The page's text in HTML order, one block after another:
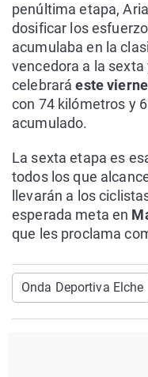
penúltima etapa,
dosificar los
acumulaba en la
vencedora a la
celebraráeste
con 74 kilómetros y
acumulado.
La sexta etapa es
todos los que
llevarán a los
esperada meta en
que les proclama
Onda Deportiva Elche